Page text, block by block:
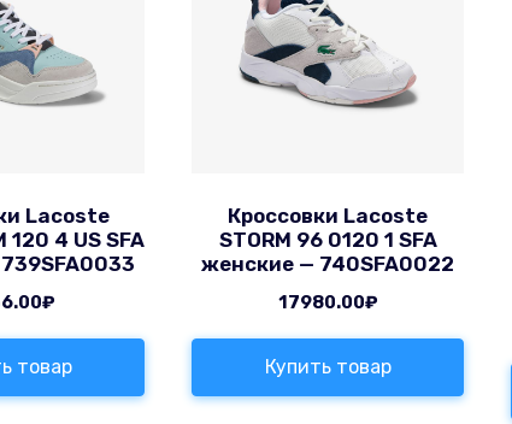
Lacoste
120 4 US SFA
₽
товар
Кроссовки Lacoste
STORM 96 0120 1 SFA
женские — 740SFA0022
17980.00₽
Купить товар